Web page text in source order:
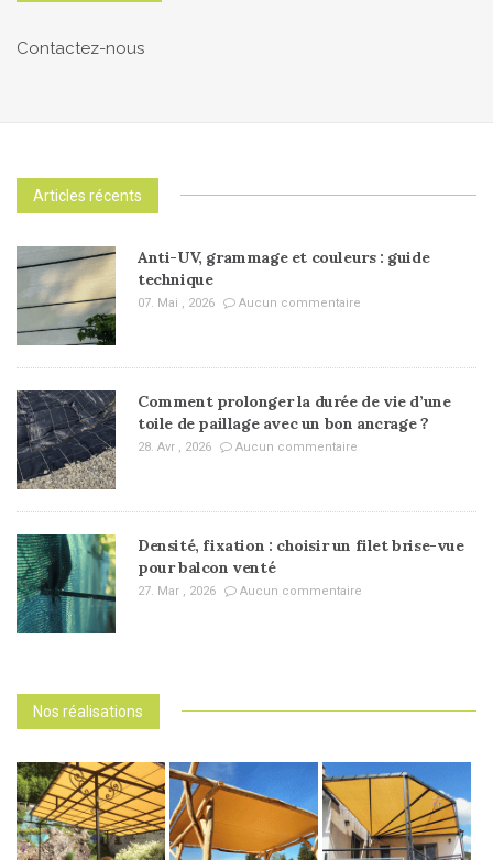
Contactez-nous
Articles récents
Anti-UV, grammage et couleurs : guide
technique
07. Mai , 2026 Aucun commentaire
Comment prolonger la durée de vie d’une
toile de paillage avec un bon ancrage ?
28. Avr , 2026 Aucun commentaire
Densité, fixation : choisir un filet brise-vue
pour balcon venté
27. Mar , 2026 Aucun commentaire
Nos réalisations